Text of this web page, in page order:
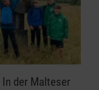
der Malteser